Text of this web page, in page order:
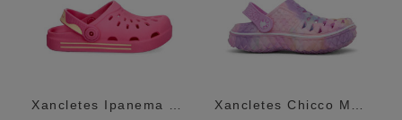
Xancletes Ipanema Roses Amb Detalls Grocs... Xancletes Chicco Monet Efecte Tie Dye